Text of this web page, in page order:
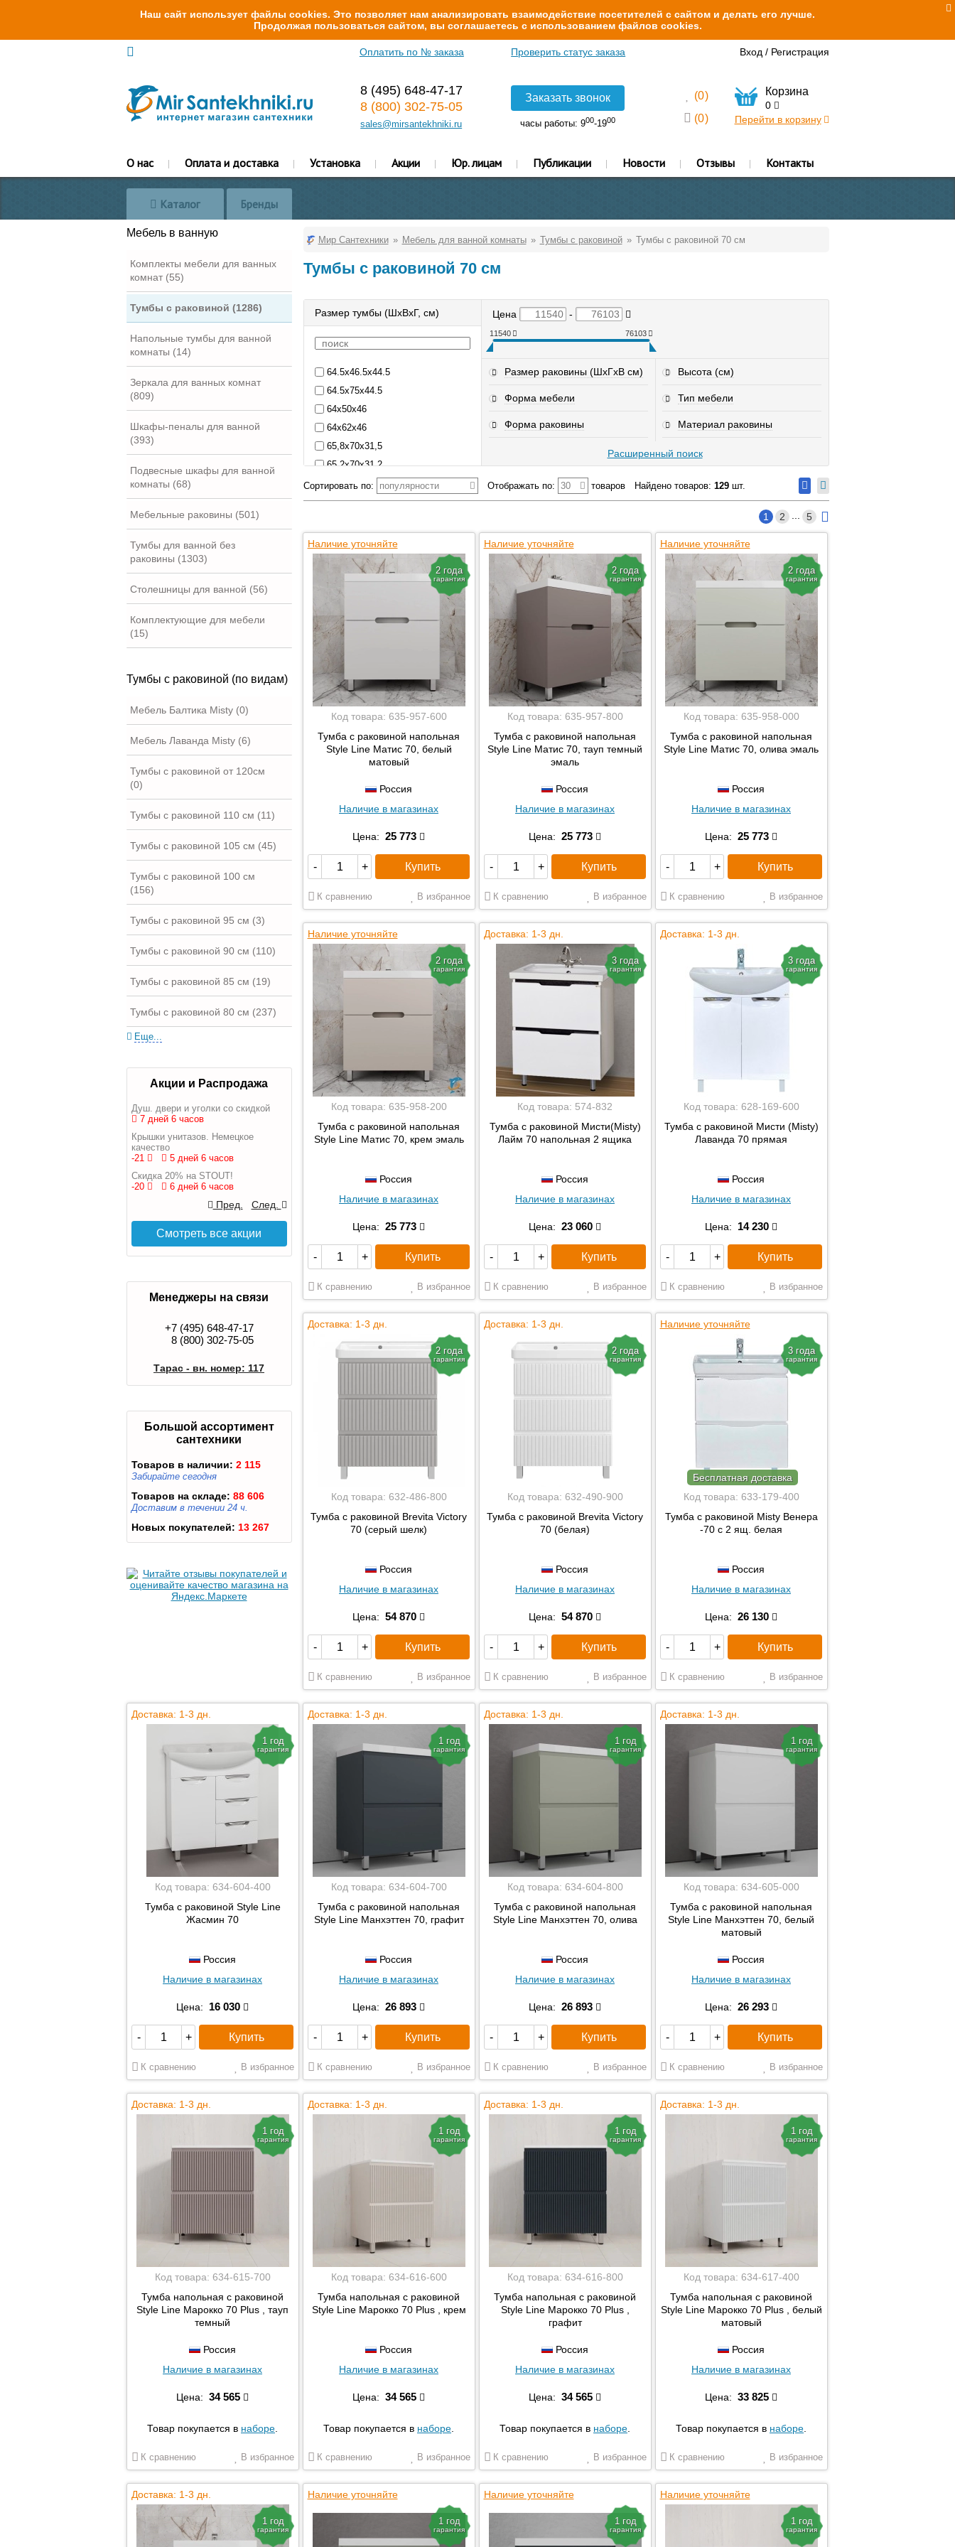
Наш сайт использует файлы cookies. Это позволяет нам анализировать взаимодействие посетителей с сайтом и делать его лучше.
Продолжая пользоваться сайтом, вы соглашаетесь с использованием файлов cookies.
Оплатить по № заказа Проверить статус заказа Вход / Регистрация
8 (495) 648-47-17
8 (800) 302-75-05
sales@mirsantekhniki.ru
Заказать звонок
часы работы: 900-1900
(0)
(0)
Корзина
0
Перейти в корзину
О нас Оплата и доставка Установка Акции Юр. лицам Публикации Новости Отзывы Контакты
Каталог Бренды
Мебель в ванную
Комплекты мебели для ванных
комнат (55)
Тумбы с раковиной (1286)
Напольные тумбы для ванной
комнаты (14)
Зеркала для ванных комнат
(809)
Шкафы-пеналы для ванной
(393)
Подвесные шкафы для ванной
комнаты (68)
Мебельные раковины (501)
Тумбы для ванной без
раковины (1303)
Столешницы для ванной (56)
Комплектующие для мебели
(15)
Тумбы с раковиной (по видам)
Мебель Балтика Misty (0)
Мебель Лаванда Misty (6)
Тумбы с раковиной от 120см
(0)
Тумбы с раковиной 110 см (11)
Тумбы с раковиной 105 см (45)
Тумбы с раковиной 100 см
(156)
Тумбы с раковиной 95 см (3)
Тумбы с раковиной 90 см (110)
Тумбы с раковиной 85 см (19)
Тумбы с раковиной 80 см (237)
Еще...
Акции и Распродажа
Душ. двери и уголки со скидкой
7 дней 6 часов
Крышки унитазов. Немецкое
качество
-21
5 дней 6 часов
Скидка 20% на STOUT!
-20
6 дней 6 часов
Пред. След.
Смотреть все акции
Менеджеры на связи
+7 (495) 648-47-17
8 (800) 302-75-05
Тарас - вн. номер: 117
Большой ассортимент
сантехники
Товаров в наличии: 2 115
Забирайте сегодня
Товаров на складе: 88 606
Доставим в течении 24 ч.
Новых покупателей: 13 267
Мир Сантехники Мебель для ванной комнаты Тумбы с раковиной Тумбы с раковиной 70 см
Тумбы с раковиной 70 см
Размер тумбы (ШxВxГ, см)
64.5x46.5x44.5
64.5x75x44.5
64x50x46
64x62x46
65,8x70x31,5
65.2x70x31.2
65x55x44
66.3x70x45.2
66x49x45
66x85x45
67x44x45
67x46x43.9
67x50x44.7
67x50x45
67x66x45
67x68.8x44.2
67x84x45
68.2x40x42.7
68.2x59.1x42.7
68.2x80.7x44.2
68х82х39
69x72x45
69х61х45
69х82х34.6
70x61x45
70x73x48
71х40х50
70х45х57
70x62x48
70x43x48
71x65x50
66x37x49
69x32x70
69x44x70
67x45x52
Цена -
11540 76103
Размер раковины (ШхГхВ см)
Форма мебели
Форма раковины
Высота (см)
Тип мебели
Материал раковины
Расширенный поиск
Сортировать по: популярности Отображать по: 30 товаров Найдено товаров: 129шт.
1 2 5
Наличие уточняйте
2 года
гарантия
Код товара: 635-957-600
Тумба с раковиной напольная
Style Line Матис 70, белый
матовый
Россия
Наличие в магазинах
Цена: 25 773
- + Купить
К сравнению В избранное
Наличие уточняйте
2 года
гарантия
Код товара: 635-957-800
Тумба с раковиной напольная
Style Line Матис 70, тауп темный
эмаль
Россия
Наличие в магазинах
Цена: 25 773
- + Купить
К сравнению В избранное
Наличие уточняйте
2 года
гарантия
Код товара: 635-958-000
Тумба с раковиной напольная
Style Line Матис 70, олива эмаль
Россия
Наличие в магазинах
Цена: 25 773
- + Купить
К сравнению В избранное
Наличие уточняйте
2 года
гарантия
Код товара: 635-958-200
Тумба с раковиной напольная
Style Line Матис 70, крем эмаль
Россия
Наличие в магазинах
Цена: 25 773
- + Купить
К сравнению В избранное
Доставка: 1-3 дн.
3 года
гарантия
Код товара: 574-832
Тумба с раковиной Мисти(Misty)
Лайм 70 напольная 2 ящика
Россия
Наличие в магазинах
Цена: 23 060
- + Купить
К сравнению В избранное
Доставка: 1-3 дн.
3 года
гарантия
Код товара: 628-169-600
Тумба с раковиной Мисти (Misty)
Лаванда 70 прямая
Россия
Наличие в магазинах
Цена: 14 230
- + Купить
К сравнению В избранное
Доставка: 1-3 дн.
2 года
гарантия
Код товара: 632-486-800
Тумба с раковиной Brevita Victory
70 (серый шелк)
Россия
Наличие в магазинах
Цена: 54 870
- + Купить
К сравнению В избранное
Доставка: 1-3 дн.
2 года
гарантия
Код товара: 632-490-900
Тумба с раковиной Brevita Victory
70 (белая)
Россия
Наличие в магазинах
Цена: 54 870
- + Купить
К сравнению В избранное
Наличие уточняйте
3 года
гарантия
Бесплатная доставка
Код товара: 633-179-400
Тумба с раковиной Misty Венера
-70 с 2 ящ. белая
Россия
Наличие в магазинах
Цена: 26 130
- + Купить
К сравнению В избранное
Доставка: 1-3 дн.
1 год
гарантия
Код товара: 634-604-400
Тумба с раковиной Style Line
Жасмин 70
Россия
Наличие в магазинах
Цена: 16 030
- + Купить
К сравнению В избранное
Доставка: 1-3 дн.
1 год
гарантия
Код товара: 634-604-700
Тумба с раковиной напольная
Style Line Манхэттен 70, графит
Россия
Наличие в магазинах
Цена: 26 893
- + Купить
К сравнению В избранное
Доставка: 1-3 дн.
1 год
гарантия
Код товара: 634-604-800
Тумба с раковиной напольная
Style Line Манхэттен 70, олива
Россия
Наличие в магазинах
Цена: 26 893
- + Купить
К сравнению В избранное
Доставка: 1-3 дн.
1 год
гарантия
Код товара: 634-605-000
Тумба с раковиной напольная
Style Line Манхэттен 70, белый
матовый
Россия
Наличие в магазинах
Цена: 26 293
- + Купить
К сравнению В избранное
Доставка: 1-3 дн.
1 год
гарантия
Код товара: 634-615-700
Тумба напольная с раковиной
Style Line Марокко 70 Plus , тауп
темный
Россия
Наличие в магазинах
Цена: 34 565
Товар покупается в наборе
К сравнению В избранное
Доставка: 1-3 дн.
1 год
гарантия
Код товара: 634-616-600
Тумба напольная с раковиной
Style Line Марокко 70 Plus , крем
Россия
Наличие в магазинах
Цена: 34 565
Товар покупается в наборе
К сравнению В избранное
Доставка: 1-3 дн.
1 год
гарантия
Код товара: 634-616-800
Тумба напольная с раковиной
Style Line Марокко 70 Plus ,
графит
Россия
Наличие в магазинах
Цена: 34 565
Товар покупается в наборе
К сравнению В избранное
Доставка: 1-3 дн.
1 год
гарантия
Код товара: 634-617-400
Тумба напольная с раковиной
Style Line Марокко 70 Plus , белый
матовый
Россия
Наличие в магазинах
Цена: 33 825
Товар покупается в наборе
К сравнению В избранное
Доставка: 1-3 дн.
1 год
гарантия
Наличие уточняйте
1 год
гарантия
Наличие уточняйте
1 год
гарантия
Наличие уточняйте
1 год
гарантия